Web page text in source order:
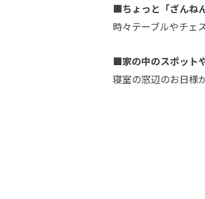
■ちょっと「ざんね
時々テーブルやチェ
■家の中のスポット
寝室の窓辺のお日様